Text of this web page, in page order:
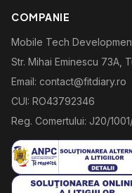
COMPANIE
Mobile Tech
Str. Mihai Eminescu 73A,
Email: contact@fitdiary.ro
CUI: RO43792346
Reg. Comertului: J20/